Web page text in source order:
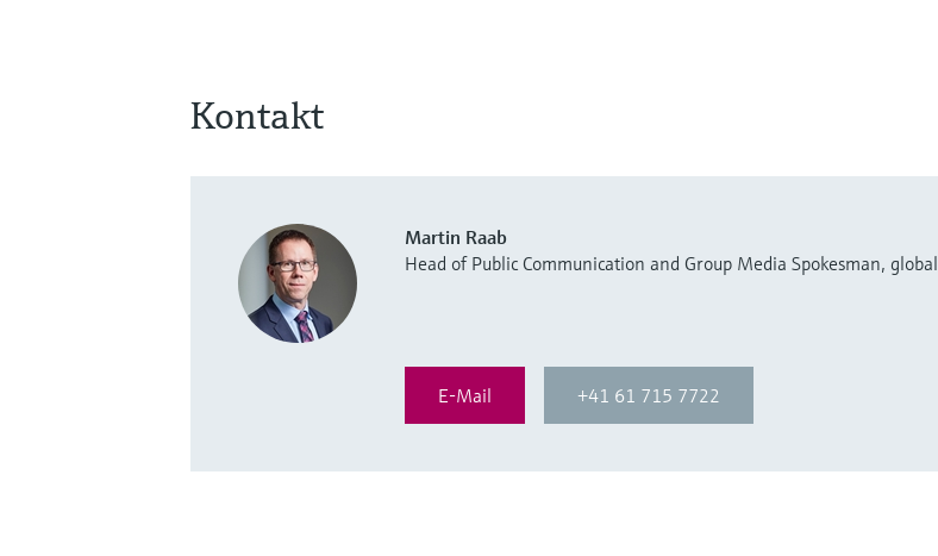
Kontakt
Martin Raab
Head of Public Communication and Group Media Spokesman, global
E-Mail +41 61 715 7722